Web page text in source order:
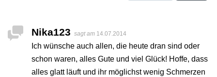
Nika123 sagt am 14.07.2014
Ich wünsche auch allen, die heute dran sind oder
schon waren, alles Gute und viel Glück! Hoffe, dass
alles glatt läuft und ihr möglichst wenig Schmerzen